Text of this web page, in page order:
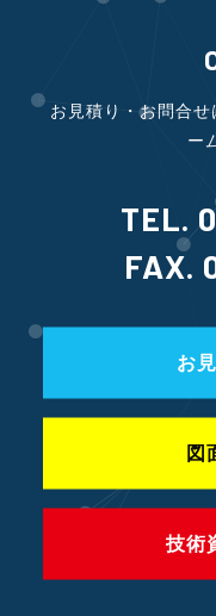
お見積り・お問合
ー
TEL.
FAX.
お
図
技術